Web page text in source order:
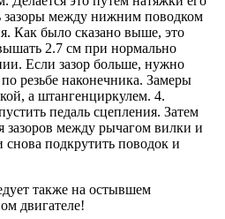
зазоры между нижним поводком
Как было сказано выше, это
2.7 см при нормально
Если зазор больше, нужно
резьбе наконечника. Замеры
а штангенциркулем. 4.
педаль сцепления. Затем
зазоров между рычагом вилки и
подкрутить поводок и
также на остывшем
двигателе!